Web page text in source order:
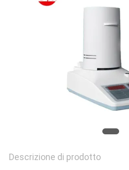
SITEMAP
Descrizione di prodotto